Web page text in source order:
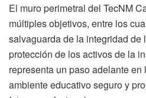
El muro perimetral del TecNM
múltiples objetivos, entre los
salvaguarda de la integridad de
protección de los activos de la
representa un paso adelante en
ambiente educativo seguro y